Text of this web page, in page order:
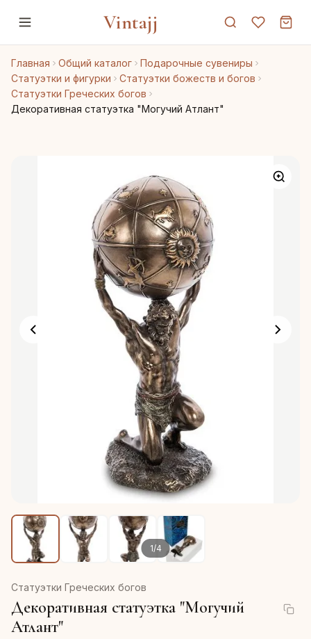
Vintajj
Главная Общий каталог
Подарочные сувениры
Статуэтки и фигурки
Статуэтки божеств и богов
Статуэтки Греческих богов
Декоративная статуэтка "Могучий Атлант"
1/4
Статуэтки Греческих богов
Декоративная статуэтка "Могучий
Атлант"